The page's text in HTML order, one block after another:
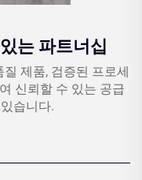
는 파트너십
제품, 검증된 프로세
신뢰할 수 있는 공급
습니다.